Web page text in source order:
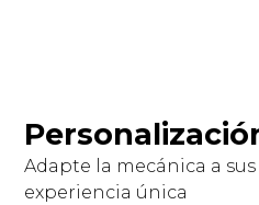
Adapte la mecánica a
experiencia única